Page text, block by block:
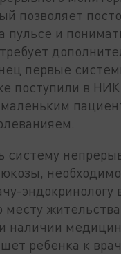
позволяет
пульсе и
первые
поступили в
систему
эндокринологу
месту жительства.
наличии
ребенка к